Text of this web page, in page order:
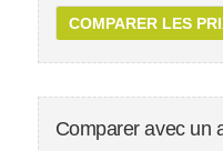
COMPARER LES
Comparer avec un